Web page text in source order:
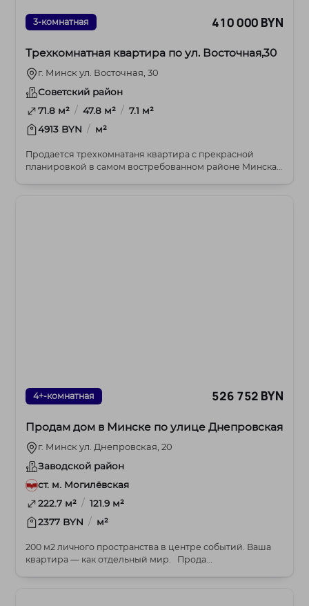
3-комнатная 410 000 BYN
Трехкомнатная квартира по ул. Восточная,30
г. Минск ул. Восточная, 30
Советский район
71.8 м² / 47.8 м² / 7.1 м²
4913 BYN / м²
Продается трехкомнатаня квартира с прекрасной
планировкой в самом востребованном районе Минска,
4+-комнатная 526 752 BYN
Продам дом в Минске по улице Днепровская
г. Минск ул. Днепровская, 20
Заводской район
ст. м. Могилёвская
222.7 м² / 121.9 м²
2377 BYN / м²
200 м2 личного пространства в центре событий. Ваша
квартира — как отдельный мир. Прода...